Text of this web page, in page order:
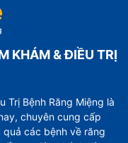
KHÁM & ĐIỀU TRỊ
Trị Bệnh Răng Miệng là
chuyên cung cấp
các bệnh về răng